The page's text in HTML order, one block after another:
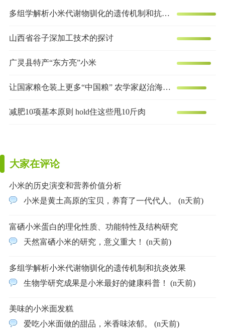
多组学解析小米代谢物驯化的遗传机制和抗炎效果
山西省谷子深加工技术的探讨
广灵县特产“东方亮”小米
让国家粮仓装上更多“中国粮” 农学家赵治海的谷子梦
减肥10项基本原则 hold住这些甩10斤肉
大家在评论
小米的历史演变和营养价值分析
小米是黄土高原的宝贝，养育了一代代人。 (n天前)
富硒小米蛋白的理化性质、功能特性及结构研究
天然富硒小米的研究，意义重大！ (n天前)
多组学解析小米代谢物驯化的遗传机制和抗炎效果
生物学研究成果是小米最好的健康科普！ (n天前)
美味的小米面发糕
爱吃小米面做的甜品，米香味浓郁。 (n天前)